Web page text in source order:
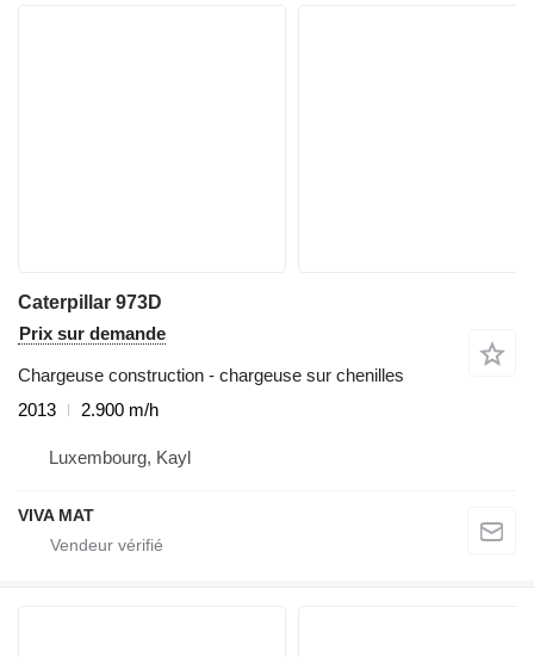
Caterpillar 973D
Prix sur demande
Chargeuse construction - chargeuse sur chenilles
2013
2.900 m/h
Luxembourg, Kayl
VIVA MAT